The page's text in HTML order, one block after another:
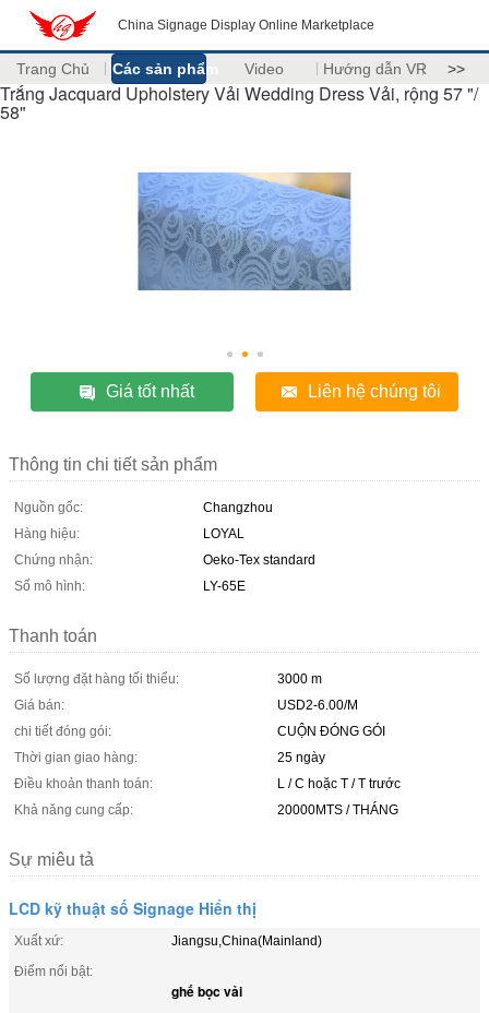
China Signage Display Online Marketplace
Trang Chủ Các sản phẩm Video Hướng dẫn VR >>
Trắng Jacquard Upholstery Vải Wedding Dress Vải, rộng 57 "/
58"
Giá tốt nhất Liên hệ chúng tôi
Thông tin chi tiết sản phẩm
Nguồn gốc:
Changzhou
Hàng hiệu:
LOYAL
Chứng nhận:
Oeko-Tex standard
Số mô hình:
LY-65E
Thanh toán
Số lượng đặt hàng tối thiểu:
3000 m
Giá bán:
USD2-6.00/M
chi tiết đóng gói:
CUỘN ĐÓNG GÓI
Thời gian giao hàng:
25 ngày
Điều khoản thanh toán:
L / C hoặc T / T trước
Khả năng cung cấp:
20000MTS / THÁNG
Sự miêu tả
LCD kỹ thuật số Signage Hiển thị
Xuất xứ:
Jiangsu,China(Mainland)
Điểm nổi bật:
ghế bọc vải